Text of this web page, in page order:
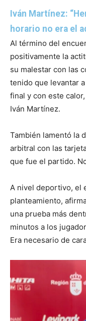
Iván Martínez:
horario no era el
Al término del
positivamente la
su malestar con las
tenido que levantar
final y con este
Iván Martínez.
También lamentó la
arbitral con las
que fue el partido.
A nivel deportivo, el
planteamiento,
una prueba más
minutos a los
Era necesario de